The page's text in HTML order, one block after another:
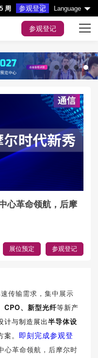
参观登记
5 周 参观登记 Language
心革命领航，后摩
展位预定 参观登记
传输需求，集中展示
CPO、新型光纤等新产
计与制造展出半导体设
。 即刻完成参观登
心革命领航，后摩尔时